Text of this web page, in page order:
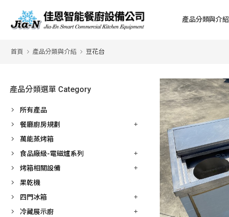
產品分類與介紹
首頁 產品分類與介紹 豆花台
產品分類選單 Category
所有產品
餐廳廚房規劃
萬能蒸烤箱
食品廠級-電磁爐系列
烤箱相關設備
果乾機
四門冰箱
冷藏展示廚